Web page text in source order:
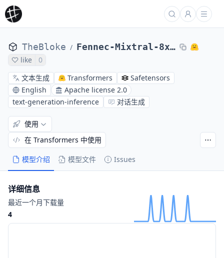
TheBloke / Fennec-Mixtral-8x7B-GPTQ
like
0
文本生成
Transformers
Safetensors
English
Apache license 2.0
text-generation-inference
对话生成
模型介绍 模型文件 Issues
使用
在 Transformers 中使用
详细信息
最近一个月下载量
4